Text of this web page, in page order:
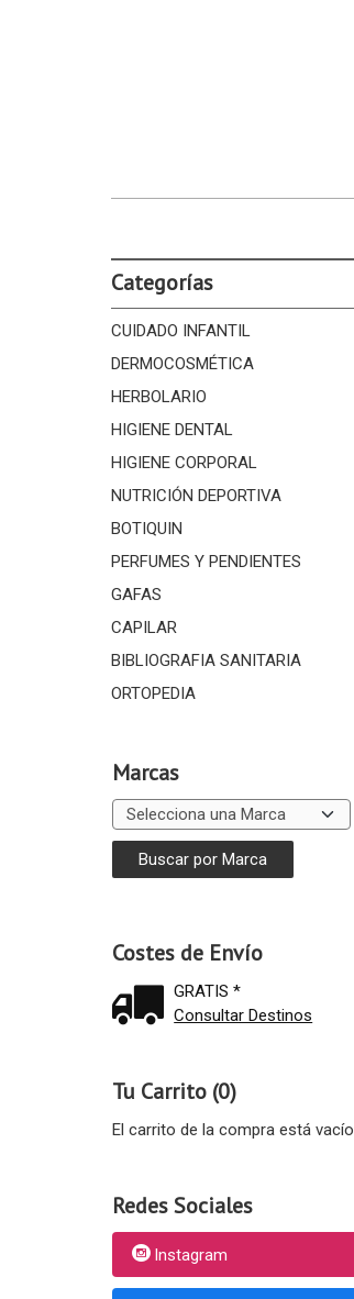
Categorías
CUIDADO INFANTIL
DERMOCOSMÉTICA
HERBOLARIO
HIGIENE DENTAL
HIGIENE CORPORAL
NUTRICIÓN DEPORTIVA
BOTIQUIN
PERFUMES Y PENDIENTES
GAFAS
CAPILAR
BIBLIOGRAFIA SANITARIA
ORTOPEDIA
Marcas
Costes de Envío
GRATIS *
Consultar Destinos
Tu Carrito (0)
El carrito de la compra está vacío
Redes Sociales
Instagram